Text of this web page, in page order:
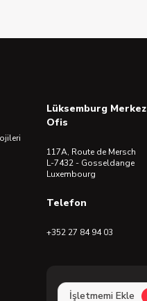
Lüksemburg Merkez
Ofis
117A, Route de Mersch
L-7432 - Gosseldange
Luxembourg
Telefon
+352 27 84 94 03
İşletmemi Ekle